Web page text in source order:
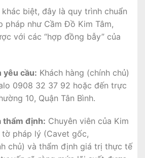
biệt, đây là quy trình chuẩn
pháp như Cầm Đồ Kim Tâm,
với các “hợp đồng bẫy” của
yêu cầu: Khách hàng (chính chủ)
0908 32 37 92 hoặc đến trực
10, Quận Tân Bình.
thẩm định: Chuyên viên của Kim
pháp lý (Cavet gốc,
chủ) và thẩm định giá trị thực tế